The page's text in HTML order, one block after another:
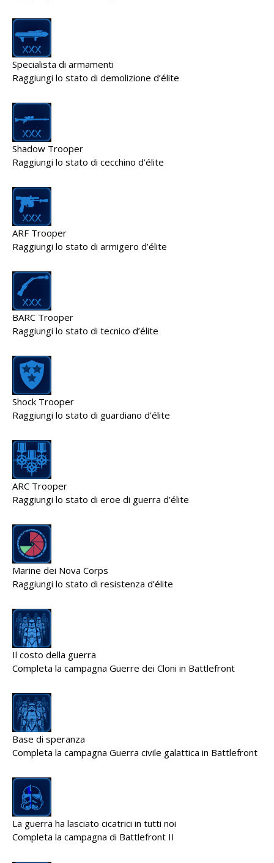
Specialista di armamenti
Raggiungi lo stato di demolizione d’élite
Shadow Trooper
Raggiungi lo stato di cecchino d’élite
ARF Trooper
Raggiungi lo stato di armigero d’élite
BARC Trooper
Raggiungi lo stato di tecnico d’élite
Shock Trooper
Raggiungi lo stato di guardiano d’élite
ARC Trooper
Raggiungi lo stato di eroe di guerra d’élite
Marine dei Nova Corps
Raggiungi lo stato di resistenza d’élite
Il costo della guerra
Completa la campagna Guerre dei Cloni in Battlefront
Base di speranza
Completa la campagna Guerra civile galattica in Battlefront
La guerra ha lasciato cicatrici in tutti noi
Completa la campagna di Battlefront II